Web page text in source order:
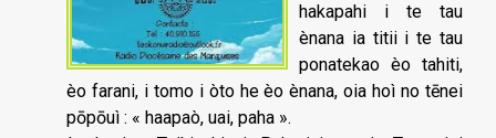
hakapahi i te tau
ènana ia titii i te tau
ponatekao èo tahiti,
èo farani, i tomo i òto he èo ènana, oia hoì no tēnei
pōpōuì : « haapaò, uai, paha ».